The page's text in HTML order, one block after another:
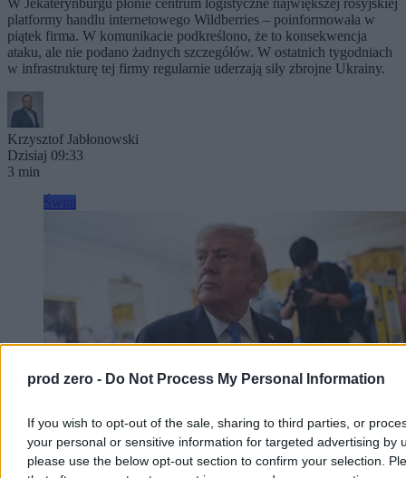
prod zero - Do Not Process My Personal Information
If you wish to opt-out of the sale, sharing to third parties, or
your personal or sensitive information for targeted advertising by
please use the below opt-out section to confirm your selection.
W Jekaterynburgu płonie centrum logistyczne największej rosyjskiej
platformy handlu internetowego Wildberries – poinformowała w
piątek firma. W komunikacie podkreślono, że to konsekwencja
ataku, ale nie podano żadnych szczegółów. W ostatnich tygodniach
w infrastrukturę tej firmy regularnie uderzają siły zbrojne Ukrainy.
Krzysztof Jabłonowski
Dzisiaj 09:33
3 min